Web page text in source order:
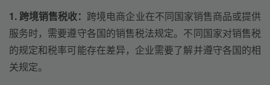
1. 跨境销售税收： 跨境电商企业在不同国家销售商品或提供
服务时，需要遵守各国的销售税法规定。不同国家对销售税
的规定和税率可能存在差异，企业需要了解并遵守各国的相
关规定。